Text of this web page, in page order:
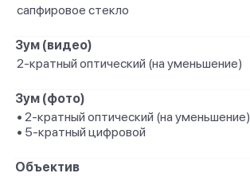
сапфировое стекло
Зум (видео)
2-кратный оптический (на уменьшение)
Зум (фото)
• 2-кратный оптический (на уменьшение)
• 5-кратный цифровой
Объектив